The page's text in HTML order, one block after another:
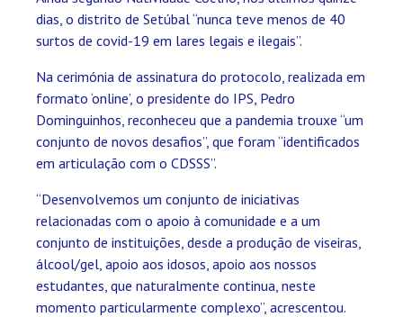
dias, o distrito de Setúbal “nunca teve menos de 40
surtos de covid-19 em lares legais e ilegais”.
Na cerimónia de assinatura do protocolo, realizada em
formato ‘online’, o presidente do IPS, Pedro
Dominguinhos, reconheceu que a pandemia trouxe “um
conjunto de novos desafios”, que foram “identificados
em articulação com o CDSSS”.
“Desenvolvemos um conjunto de iniciativas
relacionadas com o apoio à comunidade e a um
conjunto de instituições, desde a produção de viseiras,
álcool/gel, apoio aos idosos, apoio aos nossos
estudantes, que naturalmente continua, neste
momento particularmente complexo”, acrescentou.